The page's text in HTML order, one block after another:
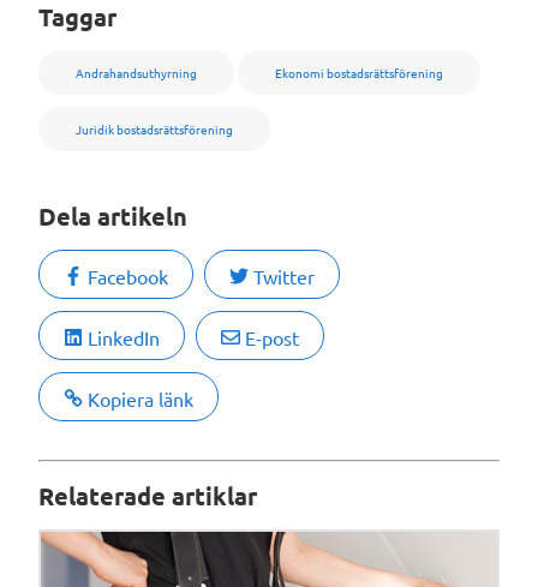
Taggar
Andrahandsuthyrning Ekonomi bostadsrättsförening
Juridik bostadsrättsförening
Dela artikeln
Facebook Twitter
LinkedIn E-post
Kopiera länk
Relaterade artiklar